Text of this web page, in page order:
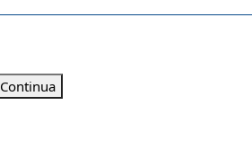
Continua